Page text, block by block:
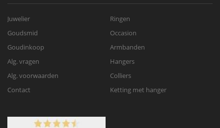
Juwelier
Goudsmid
Goudinkoop
Alg. vragen
Alg. voorwaarden
Contact
Ringen
Occasion
Armbanden
Hangers
Colliers
Ketting met hanger